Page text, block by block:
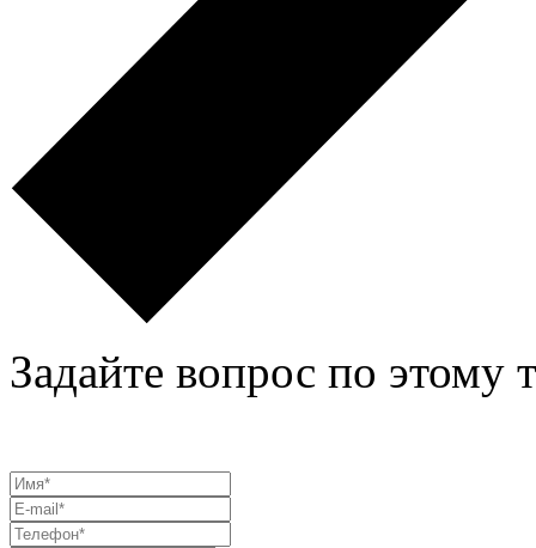
Задайте вопрос по этому